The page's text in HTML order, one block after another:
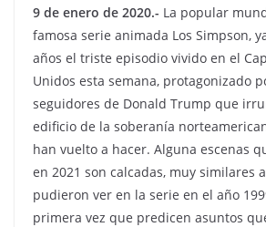
9 de enero de 2020.- La popular
famosa serie animada Los Simpson,
años el triste episodio vivido en el
Unidos esta semana, protagonizado
seguidores de Donald Trump que
edificio de la soberanía
han vuelto a hacer. Alguna escenas
en 2021 son calcadas, muy similares
pudieron ver en la serie en el año
primera vez que predicen asuntos